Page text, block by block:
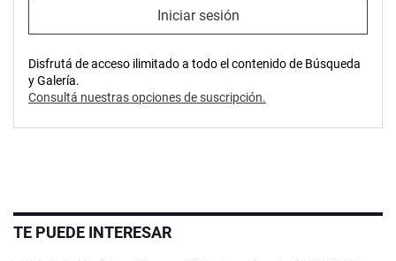
Iniciar sesión
Disfrutá de acceso ilimitado a todo el contenido de Búsqueda
y Galería.
Consultá nuestras opciones de suscripción.
TE PUEDE INTERESAR